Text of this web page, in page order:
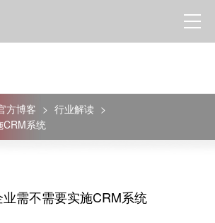
方博客 > 行业解读 >
系统
业需不需要实施CRM系统